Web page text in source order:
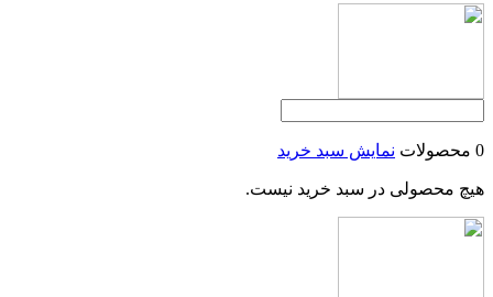
0 محصولات نمایش سبد خرید
هیچ محصولی در سبد خرید نیست.